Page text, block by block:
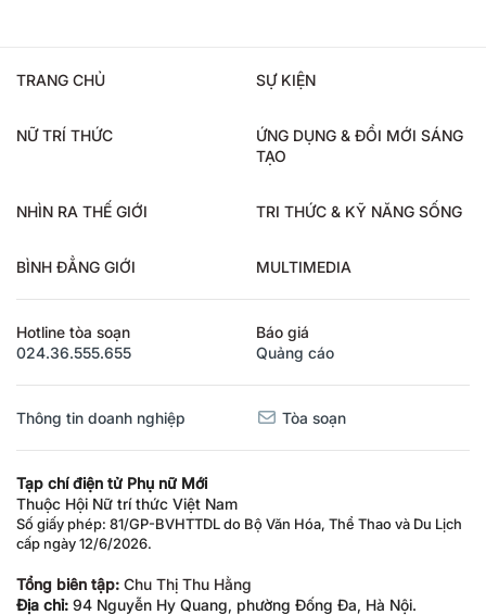
TRANG CHỦ SỰ KIỆN
NỮ TRÍ THỨC
ỨNG DỤNG & ĐỔI MỚI SÁNG
TẠO
NHÌN RA THẾ GIỚI TRI THỨC & KỸ NĂNG SỐNG
BÌNH ĐẲNG GIỚI MULTIMEDIA
Hotline tòa soạn
024.36.555.655
Báo giá
Quảng cáo
Thông tin doanh nghiệp Tòa soạn
Tạp chí điện tử Phụ nữ Mới
Thuộc Hội Nữ trí thức Việt Nam
Số giấy phép: 81/GP-BVHTTDL do Bộ Văn Hóa, Thể Thao và Du Lịch
cấp ngày 12/6/2026.
Tổng biên tập: Chu Thị Thu Hằng
Địa chỉ: 94 Nguyễn Hy Quang, phường Đống Đa, Hà Nội.